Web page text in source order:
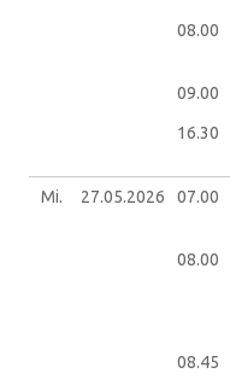
08.00
09.00
16.30
Mi. 27.05.2026 07.00
08.00
08.45